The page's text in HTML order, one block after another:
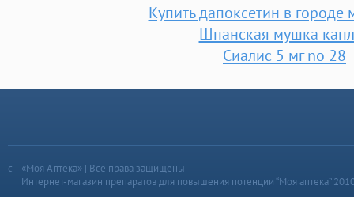
Купить дапоксетин в городе
Шпанская мушка
Сиалис 5 мг no 28
«Моя Аптека» | Все права защищены
Интернет-магазин препаратов для повышения потенции “Моя аптека”